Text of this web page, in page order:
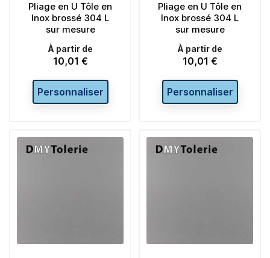
Pliage en U Tôle en
Inox brossé 304 L
sur mesure
À partir de
Prix
10,01 €
Personnaliser
Pliage en U Tôle en
Inox brossé 304 L
sur mesure
À partir de
Prix
10,01 €
Personnaliser